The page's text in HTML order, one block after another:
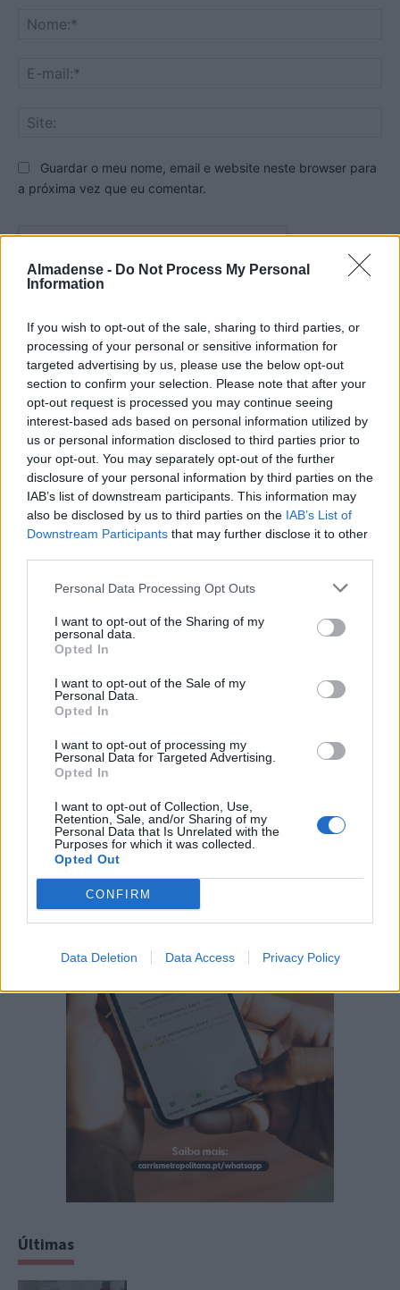
Almadense - Do Not Process My Personal
Information
If you wish to opt-out of the sale, sharing to third parties, or
processing of your personal or sensitive information for
targeted advertising by us, please use the below opt-out
section to confirm your selection. Please note that after your
opt-out request is processed you may continue seeing
interest-based ads based on personal information utilized by
us or personal information disclosed to third parties prior to
your opt-out. You may separately opt-out of the further
disclosure of your personal information by third parties on the
IAB’s list of downstream participants. This information may
also be disclosed by us to third parties on the IAB’s List of
Downstream Participants that may further disclose it to other
Personal Data Processing Opt Outs
I want to opt-out of the Sharing of my
personal data.
Opted In
I want to opt-out of the Sale of my
Personal Data.
Opted In
I want to opt-out of processing my
Personal Data for Targeted Advertising.
Opted In
I want to opt-out of Collection, Use,
Retention, Sale, and/or Sharing of my
Personal Data that Is Unrelated with the
Purposes for which it was collected.
Opted Out
CONFIRM
Data Deletion Data Access Privacy Policy
Comentário:
Guardar o meu nome, email e website neste browser para
a próxima vez que eu comentar.
Fim de semana em
Natal, comédia e cinema
Teresa Guilherme traz
Eu” a Almada
Últimas